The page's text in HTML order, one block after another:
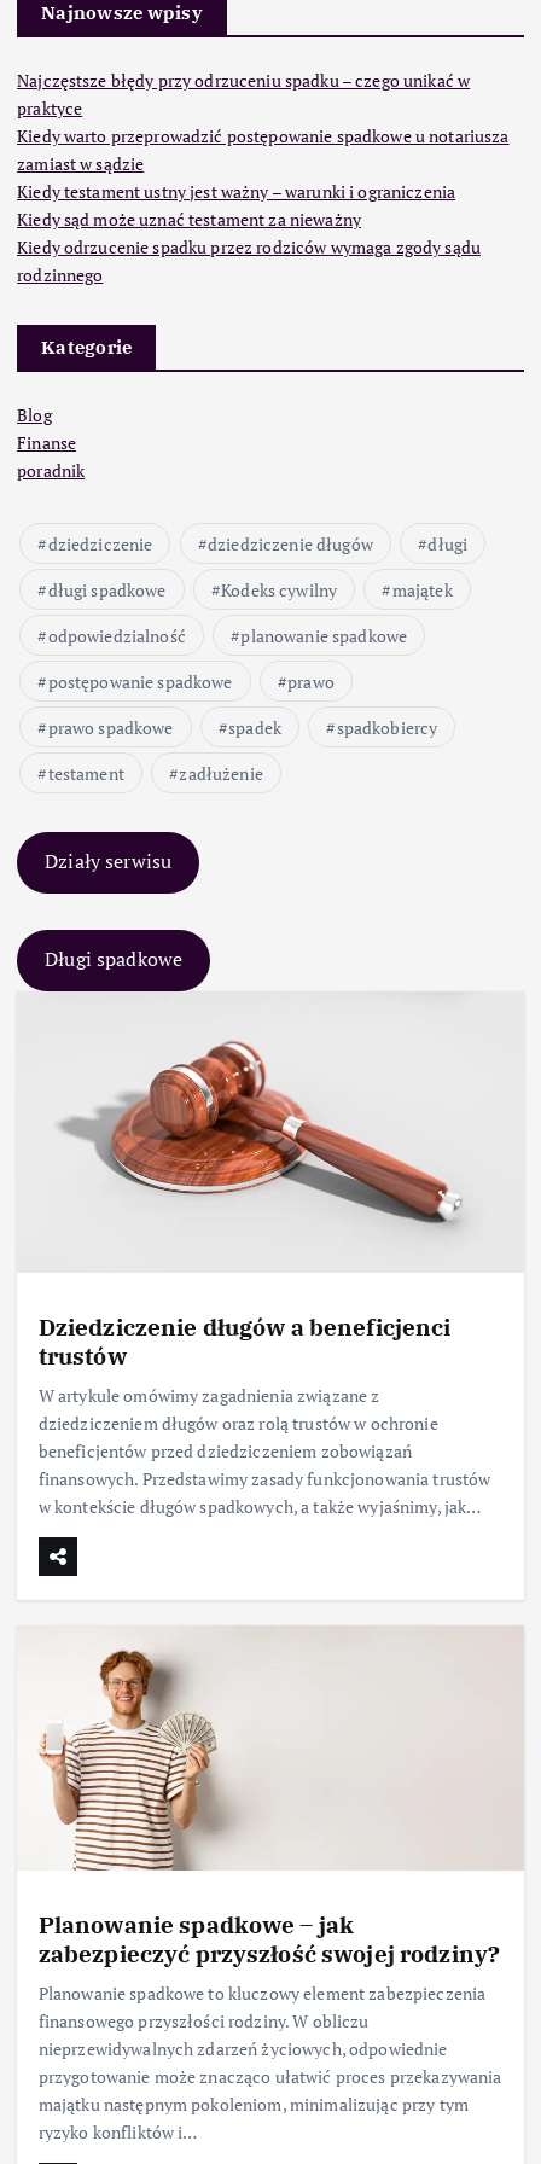
Najnowsze wpisy
Najczęstsze błędy przy odrzuceniu spadku – czego unikać w
praktyce
Kiedy warto przeprowadzić postępowanie spadkowe u notariusza
zamiast w sądzie
Kiedy testament ustny jest ważny – warunki i ograniczenia
Kiedy sąd może uznać testament za nieważny
Kiedy odrzucenie spadku przez rodziców wymaga zgody sądu
rodzinnego
Kategorie
Blog
Finanse
poradnik
dziedziczenie dziedziczenie długów
długi
długi spadkowe
Kodeks cywilny
majątek
odpowiedzialność
planowanie spadkowe
postępowanie spadkowe
prawo
prawo spadkowe
spadek
spadkobiercy
testament
zadłużenie
Działy serwisu
Długi spadkowe
Dziedziczenie długów a beneficjenci
trustów
W artykule omówimy zagadnienia związane z
dziedziczeniem długów oraz rolą trustów w ochronie
beneficjentów przed dziedziczeniem zobowiązań
finansowych. Przedstawimy zasady funkcjonowania trustów
w kontekście długów spadkowych, a także wyjaśnimy, jak…
Planowanie spadkowe – jak
zabezpieczyć przyszłość swojej rodziny?
Planowanie spadkowe to kluczowy element zabezpieczenia
finansowego przyszłości rodziny. W obliczu
nieprzewidywalnych zdarzeń życiowych, odpowiednie
przygotowanie może znacząco ułatwić proces przekazywania
majątku następnym pokoleniom, minimalizując przy tym
ryzyko konfliktów i…